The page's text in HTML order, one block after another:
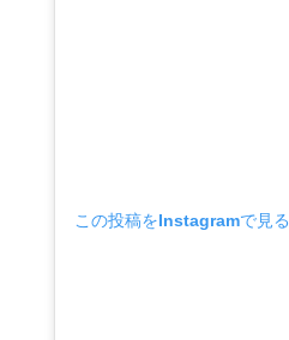
この投稿をInstagramで見る